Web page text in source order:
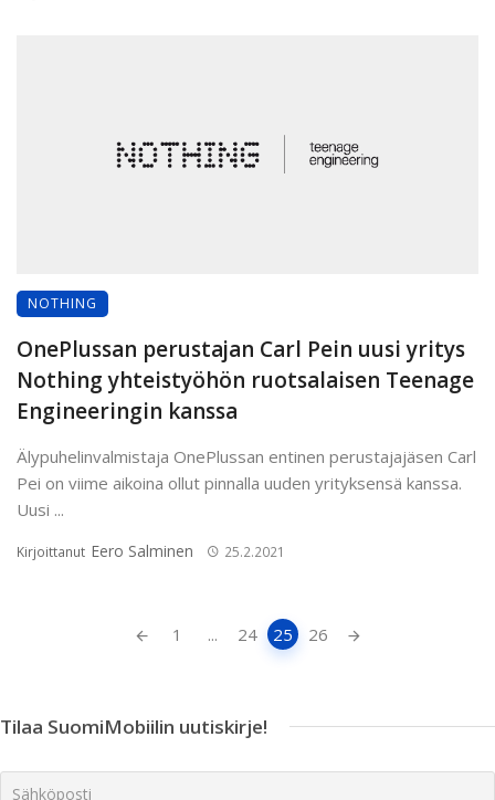
NOTHING
OnePlussan perustajan Carl Pein uusi yritys
Nothing yhteistyöhön ruotsalaisen Teenage
Engineeringin kanssa
Älypuhelinvalmistaja OnePlussan entinen perustajajäsen Carl
Pei on viime aikoina ollut pinnalla uuden yrityksensä kanssa.
Uusi ...
Kirjoittanut Eero Salminen 25.2.2021
1 ... 24 25 26
Tilaa SuomiMobiilin uutiskirje!